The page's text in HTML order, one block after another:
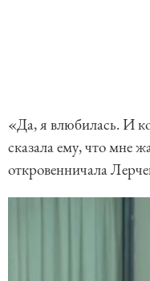
«Да, я влюбилась. И
сказала ему, что мне
откровенничала